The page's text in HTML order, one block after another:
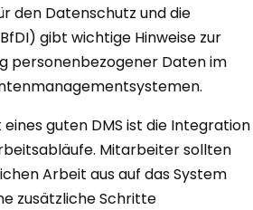
den Datenschutz und die
gibt wichtige Hinweise zur
personenbezogener Daten im
guten DMS ist die Integration
Mitarbeiter sollten
Arbeit aus auf das System
zusätzliche Schritte